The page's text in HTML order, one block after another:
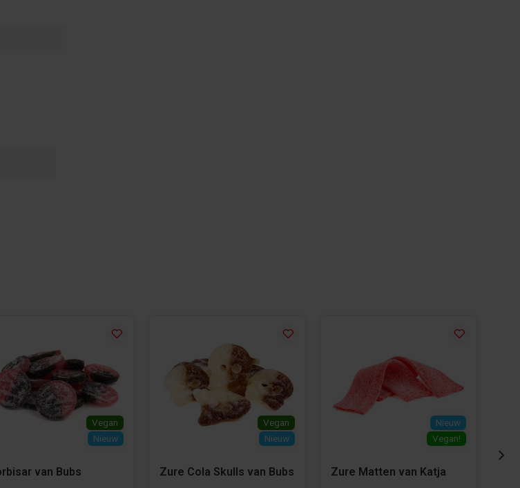
Vegan
Nieuw
van Bubs
Vegan
Nieuw
Zure Cola Skulls van Bubs
Nieuw
Vegan!
Zure Matten van Katja